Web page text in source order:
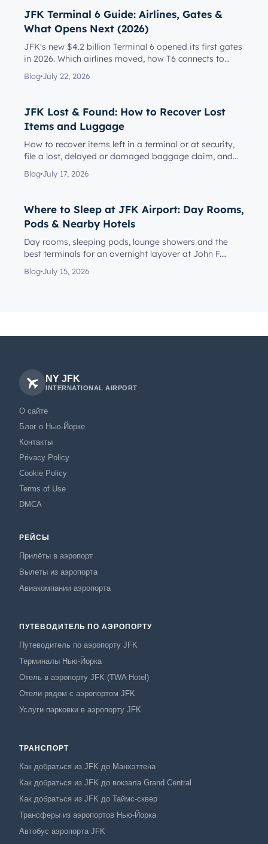
JFK Terminal 6 Guide: Airlines, Gates &
What Opens Next (2026)
JFK's new $4.2 billion Terminal 6 opened its first gates
in 2026. Which airlines moved, how T6 connects to
Terminal 5, l...
Blog July 22, 2026
JFK Lost & Found: How to Recover Lost
Items and Luggage
How to recover items left in a terminal or at security,
file a lost, delayed or damaged baggage claim, and
reach the rig...
Blog July 17, 2026
Where to Sleep at JFK Airport: Day Rooms,
Pods & Nearby Hotels
Day rooms, sleeping pods, lounge showers and the
best terminals for an overnight layover at John F.
Kennedy Internationa...
Blog July 15, 2026
NY JFK
INTERNATIONAL AIRPORT
О сайте
Блог о Нью-Йорке
Контакты
Privacy Policy
Cookie Policy
Terms of Use
DMCA
РЕЙСЫ
Прилёты в аэропорт
Вылеты из аэропорта
Авиакомпании аэропорта
ПУТЕВОДИТЕЛЬ ПО АЭРОПОРТУ
Путеводитель по аэропорту JFK
Терминалы Нью-Йорка
Отель в аэропорту JFK (TWA Hotel)
Отели рядом с аэропортом JFK
Услуги парковки в аэропорту JFK
ТРАНСПОРТ
Как добраться из JFK до Манхэттена
Как добраться из JFK до вокзала Grand Central
Как добраться из JFK до Таймс-сквер
Трансферы из аэропортов Нью-Йорка
Автобус аэропорта JFK